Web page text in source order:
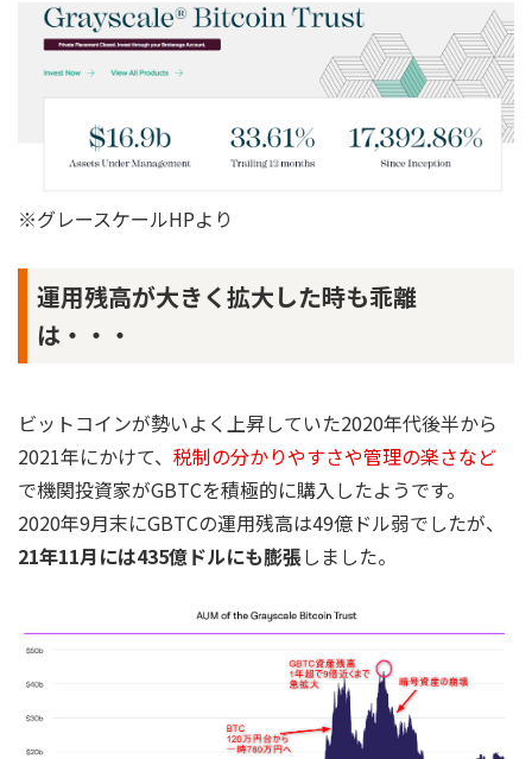
※グレースケールHPより
運用残高が大きく拡大した時も乖離
は・・・
ビットコインが勢いよく上昇していた2020年代後半から
2021年にかけて、 税制の分かりやすさや管理の楽さなど
で機関投資家がGBTCを積極的に購入したようです。
2020年9月末にGBTCの運用残高は49億ドル弱でしたが、
21年11月には435億ドルにも膨張しました。